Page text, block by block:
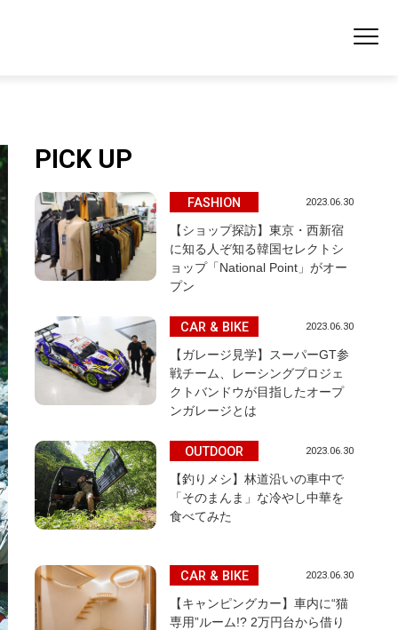
PICK UP
FASHION 2023.06.30
【ショップ探訪】東京・西新宿
に知る人ぞ知る韓国セレクトシ
ョップ「National Point」がオー
プン
CAR & BIKE 2023.06.30
【ガレージ見学】スーパーGT参
戦チーム、レーシングプロジェ
クトバンドウが目指したオープ
ンガレージとは
OUTDOOR 2023.06.30
【釣りメシ】林道沿いの車中で
「そのまんま」な冷やし中華を
食べてみた
CAR & BIKE 2023.06.30
【キャンピングカー】車内に“猫
専用”ルーム!? 2万円台から借り